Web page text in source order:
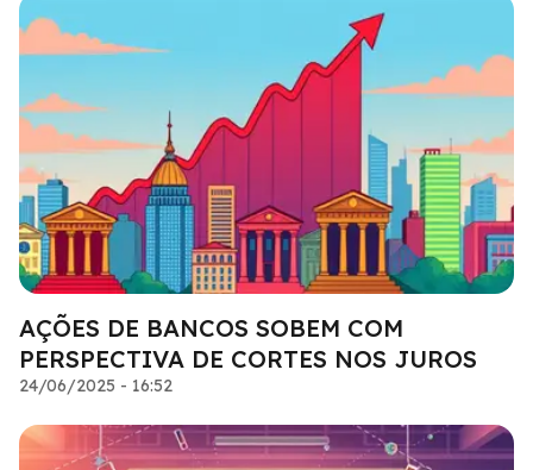
AÇÕES DE BANCOS SOBEM COM
PERSPECTIVA DE CORTES NOS JUROS
24/06/2025 - 16:52